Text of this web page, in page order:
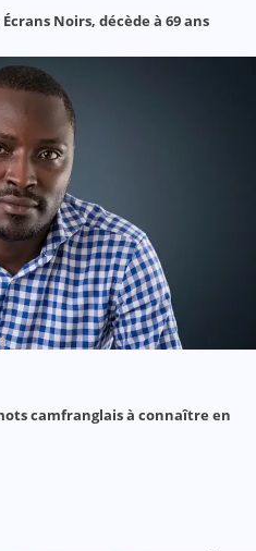
Noirs, décède à 69 ans
camfranglais à connaître en